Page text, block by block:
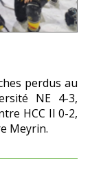
perdus au
NE 4-3,
HCC II 0-2,
Meyrin.